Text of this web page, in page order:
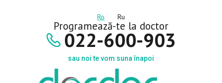
Ro Ru
Programează-te la doctor
022-600-903
sau noi te vom suna înapoi